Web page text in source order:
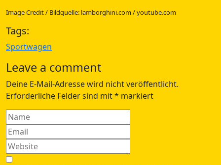
Image Credit / Bildquelle: lamborghini.com / youtube.com
Tags:
Sportwagen
Leave a comment
Deine E-Mail-Adresse wird nicht veröffentlicht.
Erforderliche Felder sind mit* markiert